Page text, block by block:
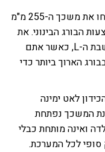
קחו את משכך ה-255 מ"מ
הבורג הבינוני. את
הקצה השני חברו לחור המרכזי של תושבת ה-L, כאשר אתם
הארוך ביותר כדי
לאט ימינה
המשכך נפתחת
ואינה מותחת כבלי
לכל המערכת.